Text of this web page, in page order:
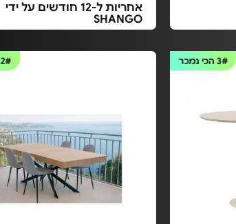
אחריות ל-12 חודשים על ידי
SHANGO
3#הכי נמכר 2#